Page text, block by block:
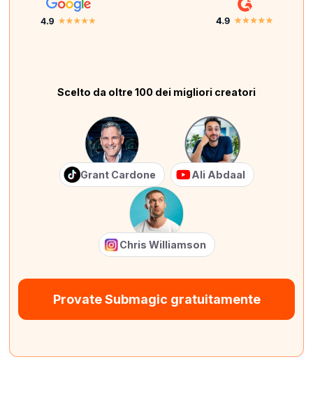
Scelto da oltre 100 dei migliori creatori
Grant Cardone Ali Abdaal
Chris Williamson
Provate Submagic gratuitamente